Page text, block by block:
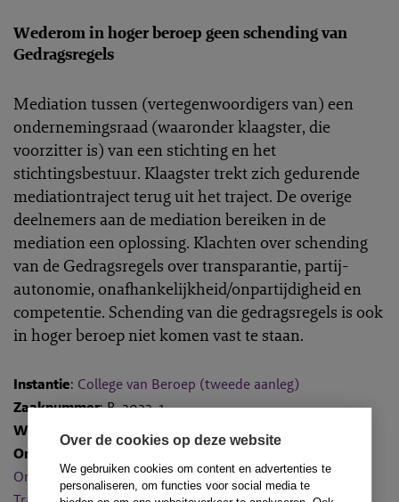
Over de cookies op deze website
We gebruiken cookies om content en advertenties te
personaliseren, om functies voor social media te
Wederom in hoger beroep geen schending van
Gedragsregels
Mediation tussen (vertegenwoordigers van) een
ondernemingsraad (waaronder klaagster, die
voorzitter is) van een stichting en het
stichtingsbestuur. Klaagster trekt zich gedurende
mediationtraject terug uit het traject. De overige
deelnemers aan de mediation bereiken in de
mediation een oplossing. Klachten over schending
van de Gedragsregels over transparantie, partij-
autonomie, onafhankelijkheid/onpartijdigheid en
competentie. Schending van die gedragsregels is ook
in hoger beroep niet komen vast te staan.
Instantie: College van Beroep (tweede aanleg)
Zaaknummer: B-2022-1
Wetsartikelen
Onderwerpen
Competentie
Onafhankelijkheid,Onpartijdigheid,Partijautonomie